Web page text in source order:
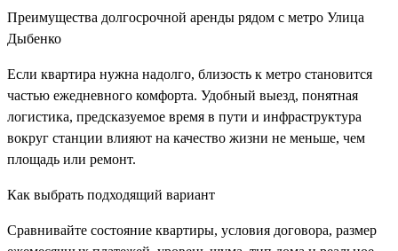
Преимущества долгосрочной аренды рядом с метро Улица
Дыбенко
Если квартира нужна надолго, близость к метро становится
частью ежедневного комфорта. Удобный выезд, понятная
логистика, предсказуемое время в пути и инфраструктура
вокруг станции влияют на качество жизни не меньше, чем
площадь или ремонт.
Как выбрать подходящий вариант
Сравнивайте состояние квартиры, условия договора, размер